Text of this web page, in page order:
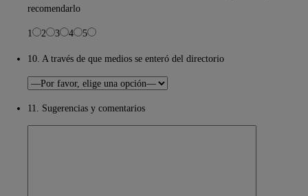
recomendarlo
1 2 3 4 5
10. A través de que medios se enteró del directorio
11. Sugerencias y comentarios